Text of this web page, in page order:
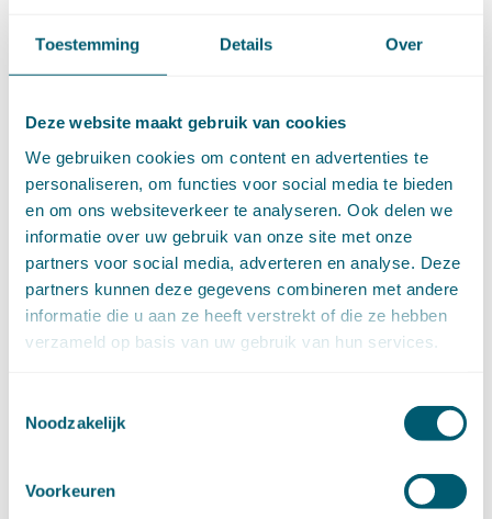
Toestemming Details Over
Deze website maakt gebruik van cookies
We gebruiken cookies om content en advertenties te
personaliseren, om functies voor social media te bieden
en om ons websiteverkeer te analyseren. Ook delen we
informatie over uw gebruik van onze site met onze
partners voor social media, adverteren en analyse. Deze
partners kunnen deze gegevens combineren met andere
informatie die u aan ze heeft verstrekt of die ze hebben
verzameld op basis van uw gebruik van hun services.
Noodzakelijk
Voorkeuren
december (15)
november (9)
september (4)
augustus (7)
juli (4)
juni (14)
mei (6)
maart (14)
februari (11)
januari (15)
2020 (154)
oktober (14)
juli (20)